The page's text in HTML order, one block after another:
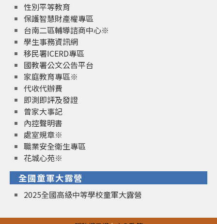
性別平等教育
保護智慧財產權專區
台南二區輔導諮商中心※
學生事務資訊網
移民署ICERD專區
國教署公文公告平台
家庭教育專區※
代收代辦費
即測即評及發證
曾家大事記
內控聲明書
處室規章※
職業安全衛生專區
花城心苑※
全國童軍大露營
2025全國高級中等學校童軍大露營